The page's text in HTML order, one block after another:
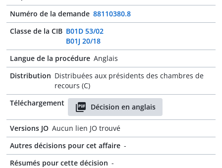
Numéro de la demande 88110380.8
Classe de la CIB B01D 53/02
B01J 20/18
Langue de la procédure Anglais
Distribution Distribuées aux présidents des chambres de
recours (C)
Téléchargement
Décision en anglais
Versions JO Aucun lien JO trouvé
Autres décisions pour cet affaire -
Résumés pour cette décision -